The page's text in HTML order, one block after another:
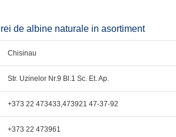
de albine naturale in asortiment
Chisinau
Str. Uzinelor Nr.9 Bl.1 Sc. Et. Ap.
+373 22 473433,473921 47-37-92
+373 22 473961